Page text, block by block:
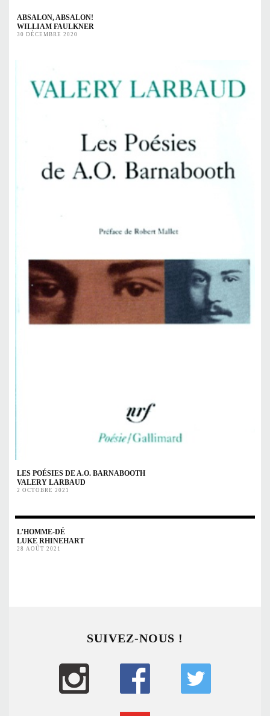
ABSALON, ABSALON!
WILLIAM FAULKNER
30 DÉCEMBRE 2020
LES POÉSIES DE A.O. BARNABOOTH
VALERY LARBAUD
2 OCTOBRE 2021
L’HOMME-DÉ
LUKE RHINEHART
28 AOÛT 2021
SUIVEZ-NOUS !